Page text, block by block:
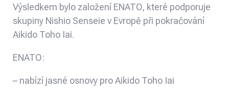
Výsledkem bylo založení ENATO, které podporuje
skupiny Nishio Senseie v Evropě při pokračování
Aikido Toho Iai.
ENATO:
– nabízí jasné osnovy pro Aikido Toho Iai